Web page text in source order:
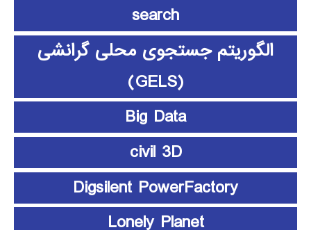
search
الگوریتم جستجوی محلی گرانشی
(GELS)
Big Data
civil 3D
Digsilent PowerFactory
Lonely Planet